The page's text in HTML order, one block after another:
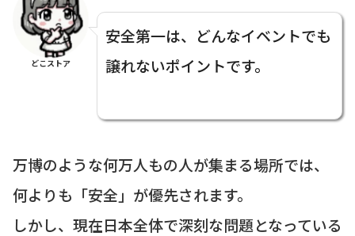
どこストア
安全第一は、どんなイベントでも
譲れないポイントです。
万博のような何万人もの人が集まる場所では、
何よりも「安全」が優先されます。
しかし、現在日本全体で深刻な問題となっている